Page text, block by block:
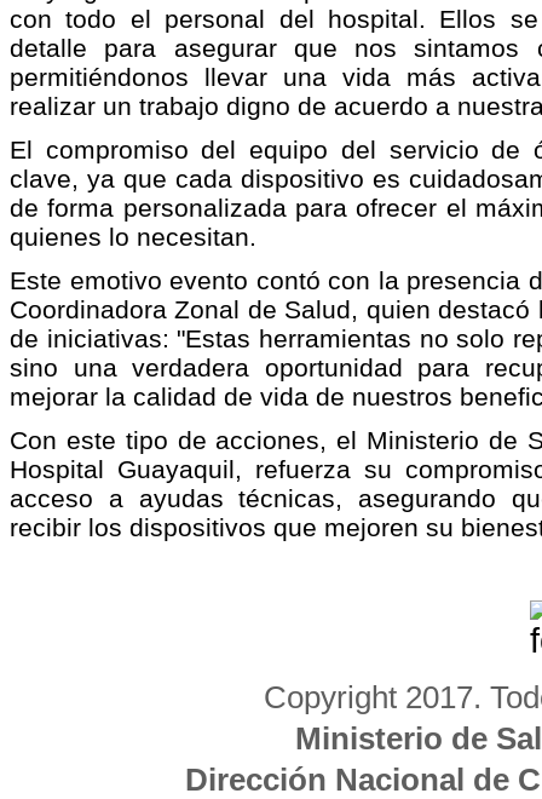
con todo el personal del hospital. Ellos
detalle para asegurar que nos sintamos
permitiéndonos llevar una vida más
realizar un trabajo digno de acuerdo a
El compromiso del equipo del servicio de
clave, ya que cada dispositivo es
de forma personalizada para ofrecer el
quienes lo necesitan.
Este emotivo evento contó con la presencia
Coordinadora Zonal de Salud, quien
de iniciativas: "Estas herramientas no solo
sino una verdadera oportunidad para
mejorar la calidad de vida de nuestros
Con este tipo de acciones, el Ministerio de
Hospital Guayaquil, refuerza su
acceso a ayudas técnicas, asegurando
recibir los dispositivos que mejoren su
Copyright 2017.
Ministerio de
Dirección Nacional de